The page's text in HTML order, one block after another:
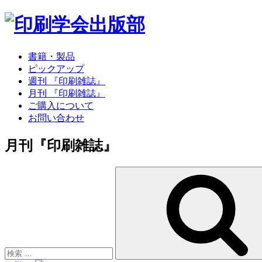
書籍・製品
ピックアップ
週刊 『印刷雑誌』
月刊 『印刷雑誌』
ご購入について
お問い合わせ
月刊『印刷雑誌』